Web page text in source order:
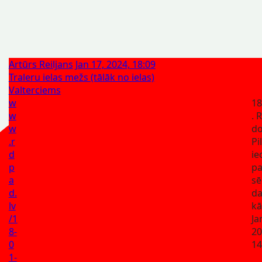
Artūrs Reiljans Jan 17, 2024, 18:09
Traleru ielas mežs (tālāk no ielas)
Valterciems
w
w
w
.r
d
p
a
d.
lv
/1
8-
0
1-
.